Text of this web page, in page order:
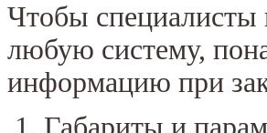
Чтобы специалисты
любую систему,
информацию при